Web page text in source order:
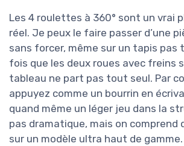
Les 4 roulettes à 360° sont un vrai
réel. Je peux le faire passer d’une
sans forcer, même sur un tapis pas
fois que les deux roues avec freins
tableau ne part pas tout seul. Par
appuyez comme un bourrin en
quand même un léger jeu dans la
pas dramatique, mais on comprend
sur un modèle ultra haut de gamme.